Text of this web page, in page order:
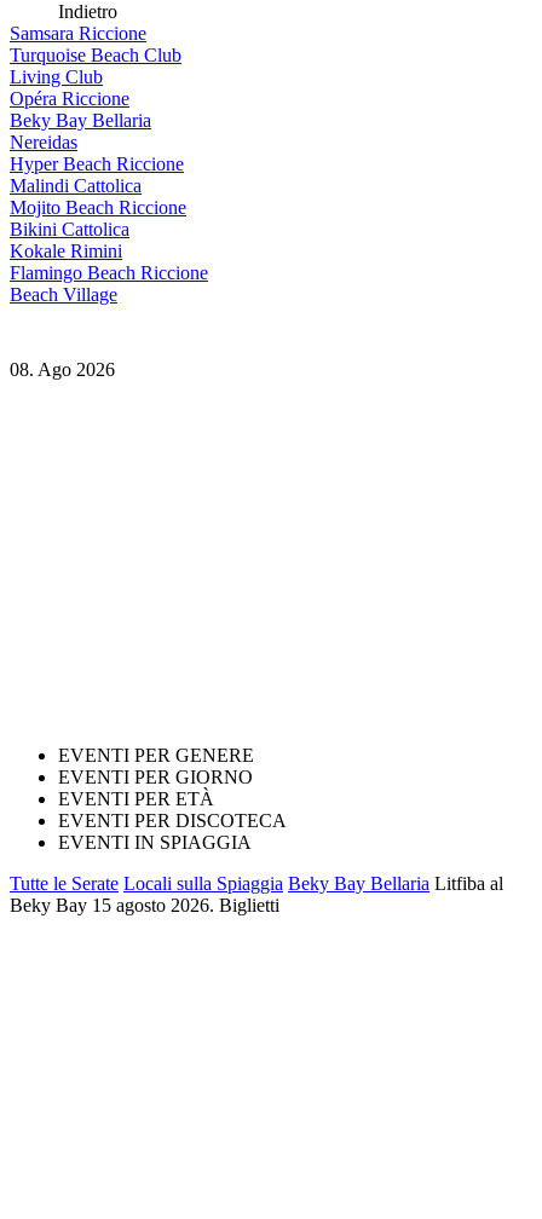
Indietro
Samsara Riccione
Turquoise Beach Club
Living Club
Opéra Riccione
Beky Bay Bellaria
Nereidas
Hyper Beach Riccione
Malindi Cattolica
Mojito Beach Riccione
Bikini Cattolica
Kokale Rimini
Flamingo Beach Riccione
Beach Village
08. Ago 2026
EVENTI PER GENERE
EVENTI PER GIORNO
EVENTI PER ETÀ
EVENTI PER DISCOTECA
EVENTI IN SPIAGGIA
Tutte le Serate Locali sulla Spiaggia Beky Bay Bellaria Litfiba al
Beky Bay 15 agosto 2026. Biglietti